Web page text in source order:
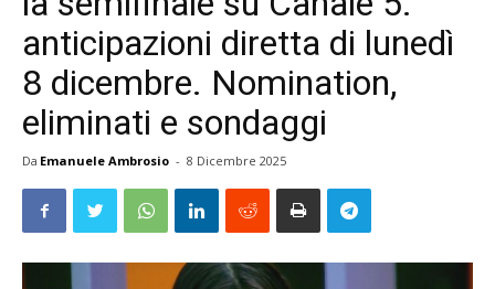
anticipazioni diretta di lunedì
8 dicembre. Nomination,
eliminati e sondaggi
Da Emanuele Ambrosio - 8 Dicembre 2025